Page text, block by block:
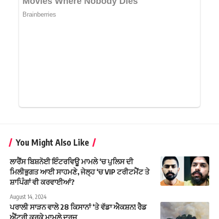
You Might Also Like
ਲਾਰੈਂਸ ਬਿਸ਼ਨੋਈ ਇੰਟਰਵਿਊ ਮਾਮਲੇ ‘ਚ ਪੁਲਿਸ ਦੀ
ਮਿਲੀਭੁਗਤ ਆਈ ਸਾਹਮਣੇ, ਜੇਲ੍ਹ ‘ਚ VIP ਟਰੀਟਮੈਂਟ ਤੇ
ਸ਼ਾਪਿੰਗਾਂ ਵੀ ਕਰਵਾਈਆਂ?
August 14, 2024
ਪਰਾਲੀ ਸਾੜਨ ਵਾਲੇ 28 ਕਿਸਾਨਾਂ ‘ਤੇ ਵੱਡਾ ਐਕਸ਼ਨ! ਰੈਡ
ਐਂਟਰੀ ਕਰਕੇ ਮਾਮਲੇ ਦਰਜ